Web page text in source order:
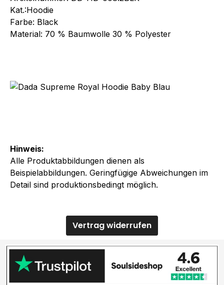
Hinweis:
Alle Produktabbildungen dienen als
Beispielabbildungen. Geringfügige Abweichungen im
Detail sind produktionsbedingt möglich.
Kat.:Hoodie
Farbe: Black
Material: 70 % Baumwolle 30 % Polyester
Vertrag widerrufen